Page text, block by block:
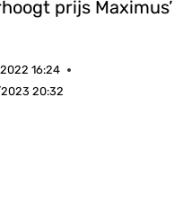
prijs Maximus’
16:24
20:32